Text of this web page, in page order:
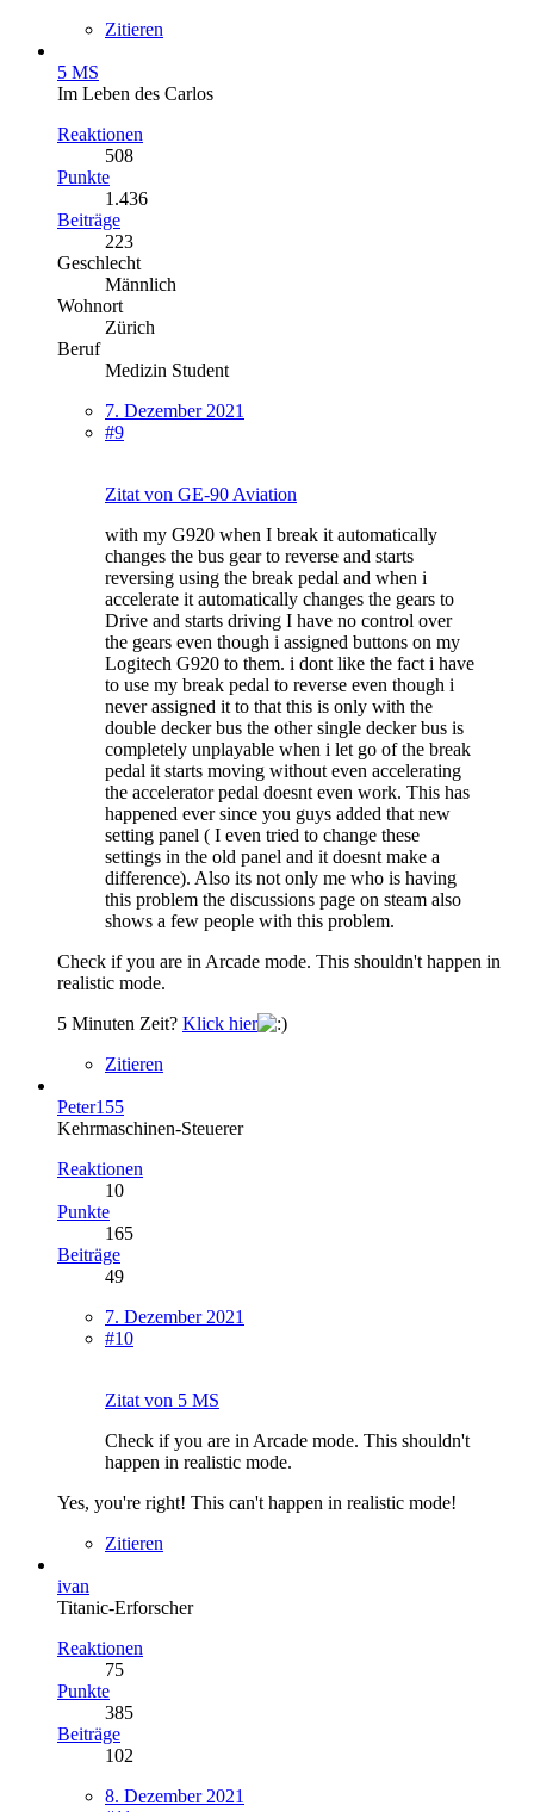
Zitieren
5 MS
Im Leben des Carlos
Reaktionen
508
Punkte
1.436
Beiträge
223
Geschlecht
Männlich
Wohnort
Zürich
Beruf
Medizin Student
7. Dezember 2021
#9
Zitat von GE-90 Aviation
with my G920 when I break it automatically
changes the bus gear to reverse and starts
reversing using the break pedal and when i
accelerate it automatically changes the gears to
Drive and starts driving I have no control over
the gears even though i assigned buttons on my
Logitech G920 to them. i dont like the fact i have
to use my break pedal to reverse even though i
never assigned it to that this is only with the
double decker bus the other single decker bus is
completely unplayable when i let go of the break
pedal it starts moving without even accelerating
the accelerator pedal doesnt even work. This has
happened ever since you guys added that new
setting panel ( I even tried to change these
settings in the old panel and it doesnt make a
difference). Also its not only me who is having
this problem the discussions page on steam also
shows a few people with this problem.
Check if you are in Arcade mode. This shouldn't happen in
realistic mode.
5 Minuten Zeit? Klick hier
Zitieren
Peter155
Kehrmaschinen-Steuerer
Reaktionen
10
Punkte
165
Beiträge
49
7. Dezember 2021
#10
Zitat von 5 MS
Check if you are in Arcade mode. This shouldn't
happen in realistic mode.
Yes, you're right! This can't happen in realistic mode!
Zitieren
ivan
Titanic-Erforscher
Reaktionen
75
Punkte
385
Beiträge
102
8. Dezember 2021